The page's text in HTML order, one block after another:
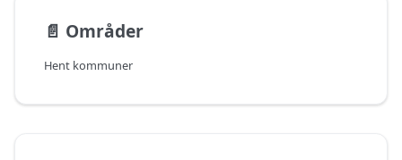
📄️ Områder
Hent kommuner